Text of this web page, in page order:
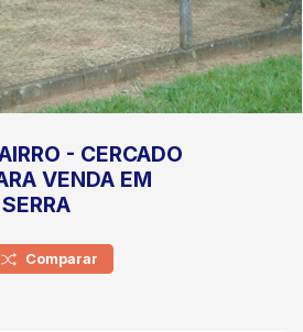
- CERCADO
VENDA EM
Comparar